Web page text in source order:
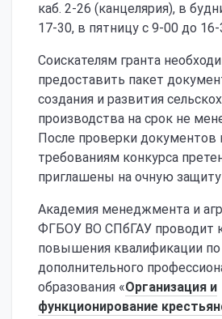
каб. 2-26 (канцелярия), в
17-30, в пятницу с 9-00 до 16-
Соискателям гранта
предоставить пакет
создания и развития
производства на срок не
После проверки документов
требованиям конкурса
приглашены на очную
Академия менеджмента и
ФГБОУ ВО СПбГАУ проводит
повышения квалификации
дополнительного
образования «Организация и
функционирование